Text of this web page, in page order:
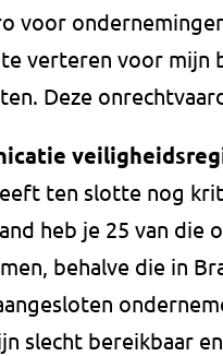
voor
verteren voor
Deze
ten slotte nog
heb je 25 van
behalve die in
slecht bereikbaar